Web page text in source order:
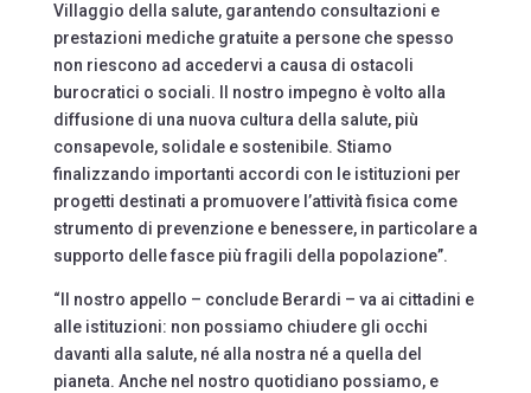
Villaggio della salute, garantendo consultazioni e
prestazioni mediche gratuite a persone che spesso
non riescono ad accedervi a causa di ostacoli
burocratici o sociali. Il nostro impegno è volto alla
diffusione di una nuova cultura della salute, più
consapevole, solidale e sostenibile. Stiamo
finalizzando importanti accordi con le istituzioni per
progetti destinati a promuovere l’attività fisica come
strumento di prevenzione e benessere, in particolare a
supporto delle fasce più fragili della popolazione”.
“Il nostro appello – conclude Berardi – va ai cittadini e
alle istituzioni: non possiamo chiudere gli occhi
davanti alla salute, né alla nostra né a quella del
pianeta. Anche nel nostro quotidiano possiamo, e